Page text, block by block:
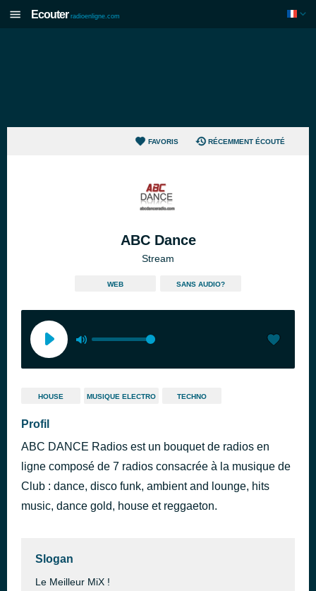
Ecouter radioenligne.com
FAVORIS RÉCEMMENT ÉCOUTÉ
ABC Dance
Stream
WEB SANS AUDIO?
HOUSE MUSIQUE ELECTRO TECHNO
Profil
ABC DANCE Radios est un bouquet de radios en
ligne composé de 7 radios consacrée à la musique de
Club : dance, disco funk, ambient and lounge, hits
music, dance gold, house et reggaeton.
Slogan
Le Meilleur MiX !